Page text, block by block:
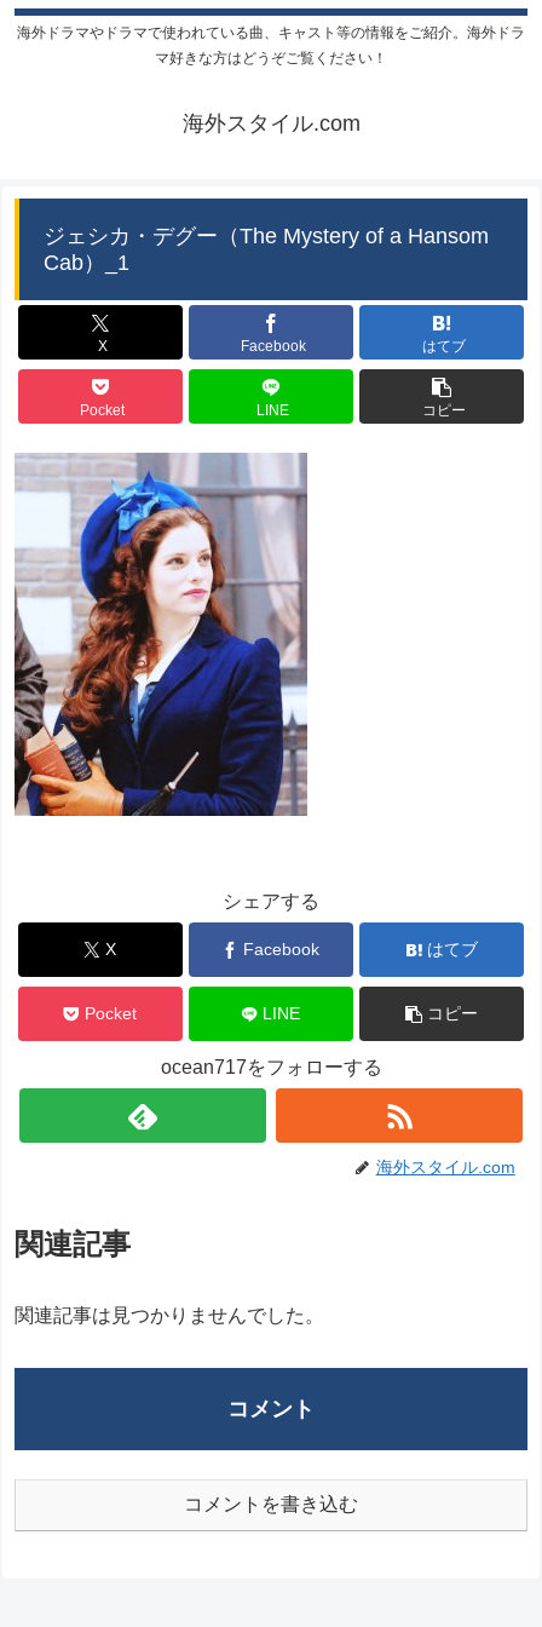
海外ドラマやドラマで使われている曲、キャスト等の情報をご紹介。海外ドラ
マ好きな方はどうぞご覧ください！
海外スタイル.com
ジェシカ・デグー（The Mystery of a Hansom
Cab）_1
X Facebook はてブ
Pocket LINE コピー
シェアする
X Facebook はてブ
Pocket LINE コピー
ocean717をフォローする
海外スタイル.com
関連記事
関連記事は見つかりませんでした。
コメント
コメントを書き込む